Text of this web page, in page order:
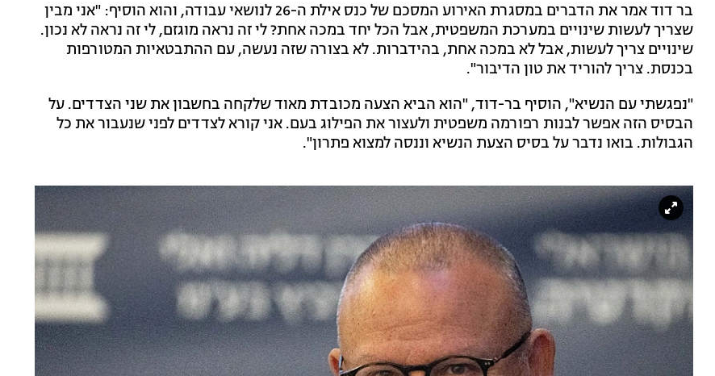
בר דוד אמר את הדברים במסגרת האירוע המסכם של כנס אילת ה-26 לנושאי עבודה, והוא הוסיף: "אני מבין
שצריך לעשות שינויים במערכת המשפטית, אבל הכל יחד במכה אחת? לי זה נראה מוגזם, לי זה נראה לא נכון.
שינויים צריך לעשות, אבל לא במכה אחת, בהידברות. לא בצורה שזה נעשה, עם ההתבטאיות המטורפות
בכנסת. צריך להוריד את טון הדיבור".
"נפגשתי עם הנשיא", הוסיף בר-דוד, "הוא הביא הצעה מכובדת מאוד שלקחה בחשבון את שני הצדדים. על
הבסיס הזה אפשר לבנות רפורמה משפטית ולעצור את הפילוג בעם. אני קורא לצדדים לפני שנעבור את כל
הגבולות. בואו נדבר על בסיס הצעת הנשיא וננסה למצוא פתרון".